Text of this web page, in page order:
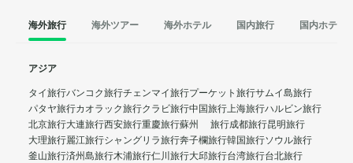
海外旅行 海外ツアー 海外ホテル 国内旅行 国内ホテル
アジア
タイ旅行バンコク旅行チェンマイ旅行プーケット旅行サムイ島旅行
パタヤ旅行カオラック旅行クラビ旅行中国旅行上海旅行ハルビン旅行
北京旅行大連旅行西安旅行重慶旅行蘇州 旅行成都旅行昆明旅行
大理旅行麗江旅行シャングリラ旅行奔子欄旅行韓国旅行ソウル旅行
釜山旅行済州島旅行木浦旅行仁川旅行大邱旅行台湾旅行台北旅行